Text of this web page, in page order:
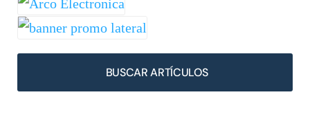
BUSCAR ARTÍCULOS